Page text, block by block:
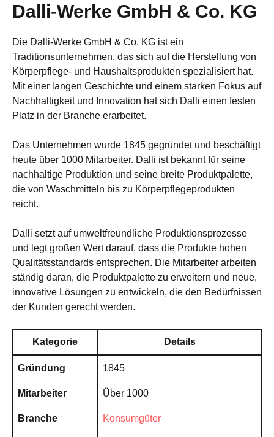
Dalli-Werke GmbH & Co. KG
Die Dalli-Werke GmbH & Co. KG ist ein
Traditionsunternehmen, das sich auf die Herstellung von
Körperpflege- und Haushaltsprodukten spezialisiert hat.
Mit einer langen Geschichte und einem starken Fokus auf
Nachhaltigkeit und Innovation hat sich Dalli einen festen
Platz in der Branche erarbeitet.
Das Unternehmen wurde 1845 gegründet und beschäftigt
heute über 1000 Mitarbeiter. Dalli ist bekannt für seine
nachhaltige Produktion und seine breite Produktpalette,
die von Waschmitteln bis zu Körperpflegeprodukten
reicht.
Dalli setzt auf umweltfreundliche Produktionsprozesse
und legt großen Wert darauf, dass die Produkte hohen
Qualitätsstandards entsprechen. Die Mitarbeiter arbeiten
ständig daran, die Produktpalette zu erweitern und neue,
innovative Lösungen zu entwickeln, die den Bedürfnissen
der Kunden gerecht werden.
Kategorie Details
Gründung 1845
Mitarbeiter Über 1000
Branche Konsumgüter